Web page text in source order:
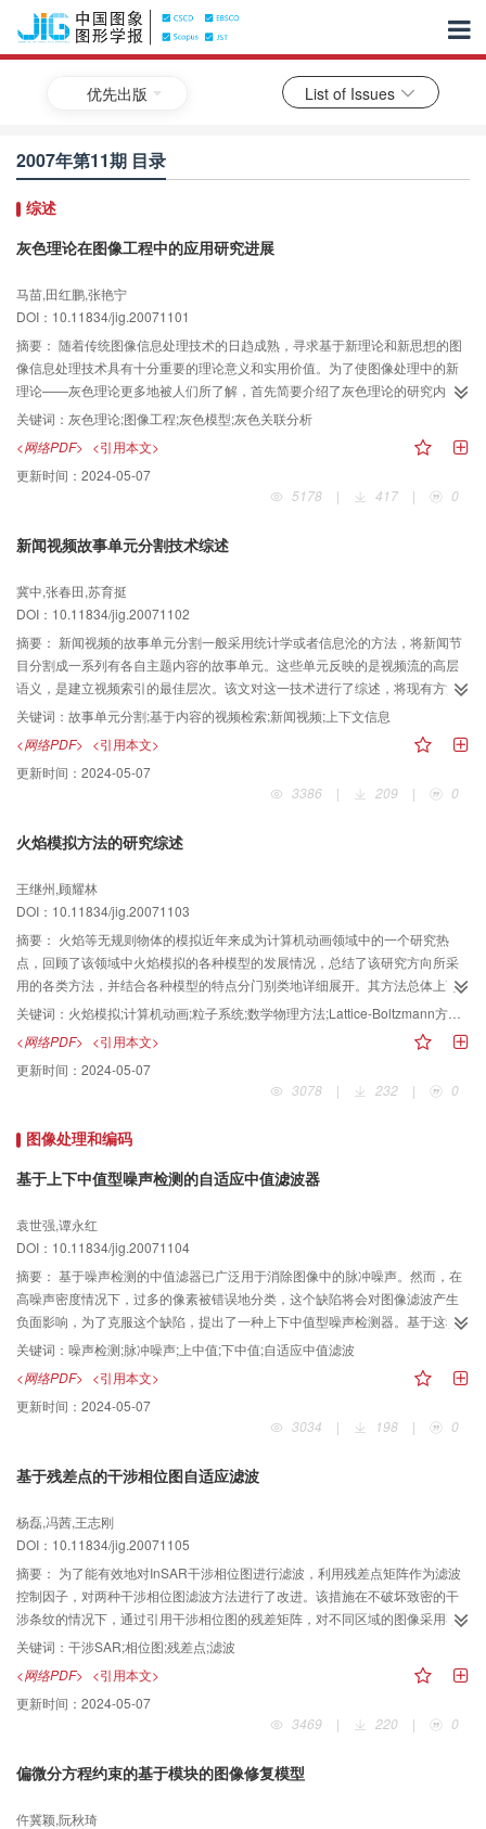
优先出版 List of Issues
2007年第11期 目录
综述
灰色理论在图像工程中的应用研究进展
马苗,田红鹏,张艳宁
DOI：10.11834/jig.20071101
摘要： 随着传统图像信息处理技术的日趋成熟，寻求基于新理论和新思想的图
像信息处理技术具有十分重要的理论意义和实用价值。为了使图像处理中的新
理论——灰色理论更多地被人们所了解，首先简要介绍了灰色理论的研究内
容、主要特点和基础理论；然后分别从图像处理、图像分析和图像理解3个层次
来综述和分析灰色理论在图像工程中的研究进展，包括一些新的研究成果；最
后，总结了在图像工程中应用灰色理论时，要解决的关键问题和未来的发展方
向。研究结果显示，尽管灰色理论在图像工程中的应用研究还处于起步阶段，
但其应用范围却几乎涉及了图像工程的各个方面，这充分显示它的广泛可行
关键词： 灰色理论;图像工程;灰色模型;灰色关联分析
<网络PDF> <引用本文>
更新时间： 2024-05-07
5178
| 417 | 0
新闻视频故事单元分割技术综述
冀中,张春田,苏育挺
DOI：10.11834/jig.20071102
摘要： 新闻视频的故事单元分割一般采用统计学或者信息沦的方法，将新闻节
目分割成一系列有各自主题内容的故事单元。这些单元反映的是视频流的高层
语义，是建立视频索引的最佳层次。该文对这一技术进行了综述，将现有方法
根据利用信息的角度分为3类：单模态的分割方法、多模态融合的分割方法和基
于上下文信息的分割方法，并且详细讨论了每一类方法的特点。此外，还分析
了一些分割错误的原因和今后的发展趋势。
关键词： 故事单元分割;基于内容的视频检索;新闻视频;上下文信息
<网络PDF> <引用本文>
更新时间： 2024-05-07
3386
| 209 | 0
火焰模拟方法的研究综述
王继州,顾耀林
DOI：10.11834/jig.20071103
摘要： 火焰等无规则物体的模拟近年来成为计算机动画领域中的一个研究热
点，回顾了该领域中火焰模拟的各种模型的发展情况，总结了该研究方向所采
用的各类方法，并结合各种模型的特点分门别类地详细展开。其方法总体上可
以分为粒子系统方法、数学物理方法和纹理技术方法，讨论了各自方法的优缺
点、适用范围和效果特征；展望了未来发展的3个重点：火焰细节、控制机制和
模拟速度；并对这个方向的研究前景进行了必要的探讨。
关键词： 火焰模拟;计算机动画;粒子系统;数学物理方法;Lattice-Boltzmann方法;纹理技术
<网络PDF> <引用本文>
更新时间： 2024-05-07
3078
| 232 | 0
图像处理和编码
基于上下中值型噪声检测的自适应中值滤波器
袁世强,谭永红
DOI：10.11834/jig.20071104
摘要： 基于噪声检测的中值滤器已广泛用于消除图像中的脉冲噪声。然而，在
高噪声密度情况下，过多的像素被错误地分类，这个缺陷将会对图像滤波产生
负面影响，为了克服这个缺陷，提出了一种上下中值型噪声检测器。基于这种
噪声检测方法，又提出了一种自适应中值滤波算法。实验结果显示，该算法能
关键词： 噪声检测;脉冲噪声;上中值;下中值;自适应中值滤波
<网络PDF> <引用本文>
更新时间： 2024-05-07
3034
| 198 | 0
基于残差点的干涉相位图自适应滤波
杨磊,冯茜,王志刚
DOI：10.11834/jig.20071105
摘要： 为了能有效地对InSAR干涉相位图进行滤波，利用残差点矩阵作为滤波
控制因子，对两种干涉相位图滤波方法进行了改进。该措施在不破坏致密的干
涉条纹的情况下，通过引用干涉相位图的残差矩阵，对不同区域的图像采用不
同强度的滤波器来实现自适应的降噪，同时详细描述了滤波方法的实施步骤，
并用ERS-1重复轨道数据进行了验证，结果表明，该改进方法可取得良好的滤
波效果。
关键词： 干涉SAR;相位图;残差点;滤波
<网络PDF> <引用本文>
更新时间： 2024-05-07
3469
| 220 | 0
偏微分方程约束的基于模块的图像修复模型
仵冀颖,阮秋琦